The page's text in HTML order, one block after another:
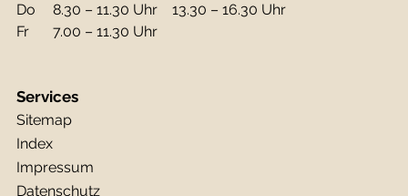
Do
8.30 – 11.30 Uhr
13.30 – 16.30 Uhr
Fr
7.00 – 11.30 Uhr
Services
Sitemap
Index
Impressum
Datenschutz